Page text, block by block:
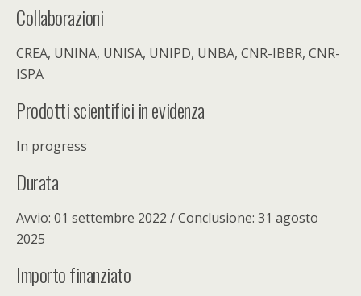
Collaborazioni
CREA, UNINA, UNISA, UNIPD, UNBA, CNR-IBBR, CNR-
ISPA
Prodotti scientifici in evidenza
In progress
Durata
Avvio: 01 settembre 2022 / Conclusione: 31 agosto
2025
Importo finanziato